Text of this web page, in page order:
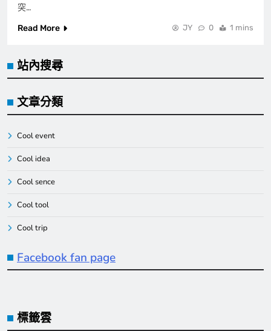
突…
Read More
JY 0 1 mins
站內搜尋
文章分類
Cool event
Cool idea
Cool sence
Cool tool
Cool trip
Facebook fan page
標籤雲